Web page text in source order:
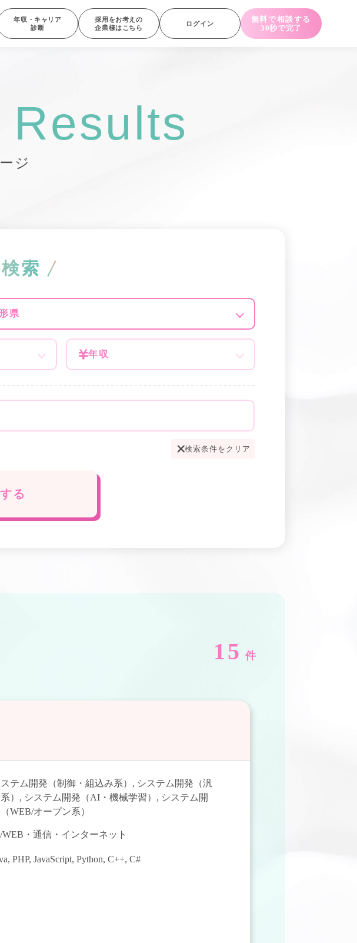
年収・キャリア
診断
採用をお考えの
企業様はこちら
ログイン
無料で相談する
30秒で完了
ジ
索
県
年収
検索条件をクリア
る
15 件
テム開発（制御・組込み系） , システム開発（汎
） , システム開発（AI・機械学習） , システム開
WEB/オープン系）
WEB・通信・インターネット
, PHP, JavaScript, Python, C++, C#